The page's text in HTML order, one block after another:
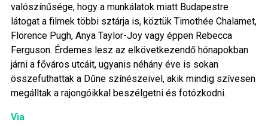
valószínűsége, hogy a munkálatok miatt Budapestre
látogat a filmek többi sztárja is, köztük Timothée Chalamet,
Florence Pugh, Anya Taylor-Joy vagy éppen Rebecca
Ferguson. Érdemes lesz az elkövetkezendő hónapokban
járni a főváros utcáit, ugyanis néhány éve is sokan
összefuthattak a Dűne színészeivel, akik mindig szívesen
megálltak a rajongóikkal beszélgetni és fotózkodni.
Via